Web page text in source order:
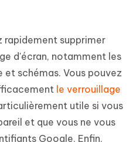
rapidement supprimer
d'écran, notamment les
et schémas. Vous pouvez
le verrouillage
utile si vous
et que vous ne vous
Google. Enfin,